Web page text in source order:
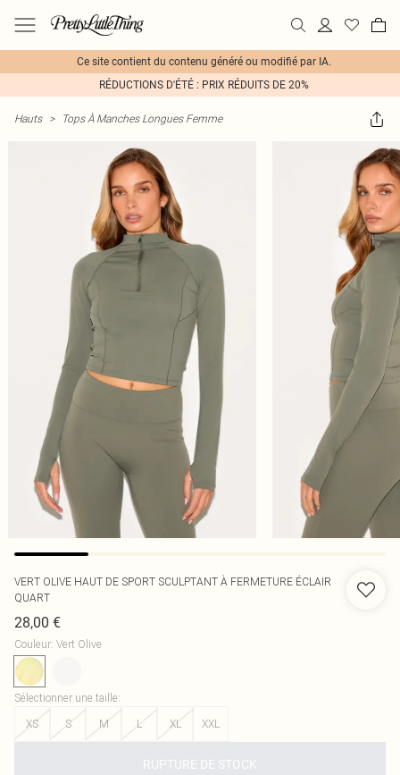
Ce site contient du contenu généré ou modifié par IA.
RÉDUCTIONS D'ÉTÉ : PRIX RÉDUITS DE 20%
Hauts > Tops À Manches Longues Femme
VERT OLIVE HAUT DE SPORT SCULPTANT À FERMETURE ÉCLAIR
QUART
28,00 €
Couleur: Vert Olive
Sélectionner une taille:
XS
S M L XL XXL
RUPTURE DE STOCK